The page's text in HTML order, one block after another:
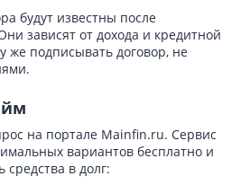
будут известны после
зависят от дохода и кредитной
же подписывать договор, не
на портале Mainfin.ru. Сервис
вариантов бесплатно и
средства в долг: